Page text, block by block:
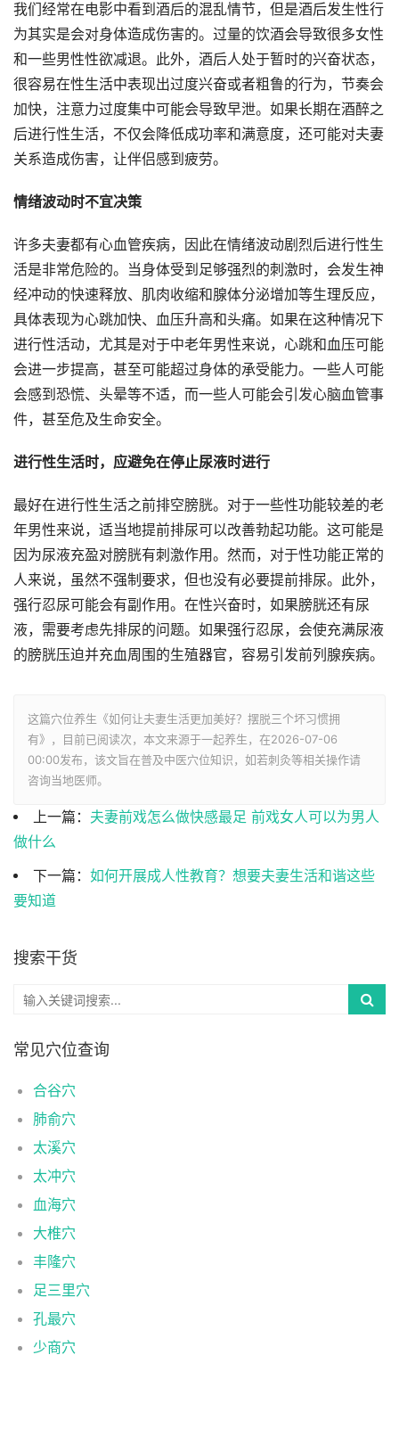
我们经常在电影中看到酒后的混乱情节，但是酒后发生性行
为其实是会对身体造成伤害的。过量的饮酒会导致很多女性
和一些男性性欲减退。此外，酒后人处于暂时的兴奋状态，
很容易在性生活中表现出过度兴奋或者粗鲁的行为，节奏会
加快，注意力过度集中可能会导致早泄。如果长期在酒醉之
后进行性生活，不仅会降低成功率和满意度，还可能对夫妻
关系造成伤害，让伴侣感到疲劳。
情绪波动时不宜决策
许多夫妻都有心血管疾病，因此在情绪波动剧烈后进行性生
活是非常危险的。当身体受到足够强烈的刺激时，会发生神
经冲动的快速释放、肌肉收缩和腺体分泌增加等生理反应，
具体表现为心跳加快、血压升高和头痛。如果在这种情况下
进行性活动，尤其是对于中老年男性来说，心跳和血压可能
会进一步提高，甚至可能超过身体的承受能力。一些人可能
会感到恐慌、头晕等不适，而一些人可能会引发心脑血管事
件，甚至危及生命安全。
进行性生活时，应避免在停止尿液时进行
最好在进行性生活之前排空膀胱。对于一些性功能较差的老
年男性来说，适当地提前排尿可以改善勃起功能。这可能是
因为尿液充盈对膀胱有刺激作用。然而，对于性功能正常的
人来说，虽然不强制要求，但也没有必要提前排尿。此外，
强行忍尿可能会有副作用。在性兴奋时，如果膀胱还有尿
液，需要考虑先排尿的问题。如果强行忍尿，会使充满尿液
的膀胱压迫并充血周围的生殖器官，容易引发前列腺疾病。
这篇穴位养生《如何让夫妻生活更加美好？摆脱三个坏习惯拥
有》，目前已阅读次，本文来源于一起养生，在2026-07-06
00:00发布，该文旨在普及中医穴位知识，如若刺灸等相关操作请
咨询当地医师。
上一篇： 夫妻前戏怎么做快感最足 前戏女人可以为男人
做什么
下一篇： 如何开展成人性教育？想要夫妻生活和谐这些
要知道
搜索干货
常见穴位查询
合谷穴
肺俞穴
太溪穴
太冲穴
血海穴
大椎穴
丰隆穴
足三里穴
孔最穴
少商穴